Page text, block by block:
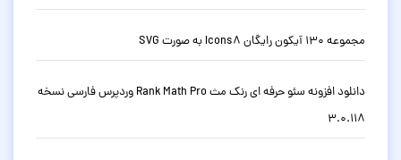
مجموعه 130 آیکون رایگان Icons8 به صورت SVG
دانلود افزونه سئو حرفه ای رنک مث Rank Math Pro وردپرس فارسی نسخه
3.0.118